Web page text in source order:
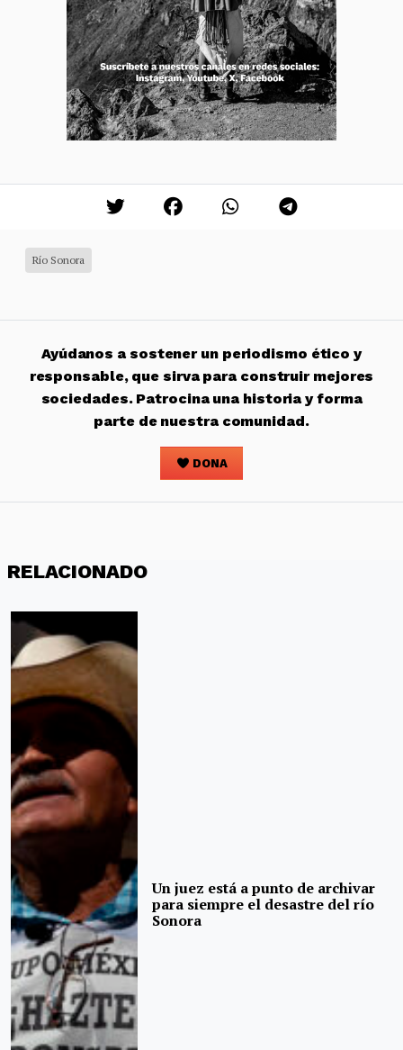
Río Sonora
Ayúdanos a sostener un periodismo ético y
responsable, que sirva para construir mejores
sociedades. Patrocina una historia y forma
parte de nuestra comunidad.
DONA
RELACIONADO
Un juez está a punto de archivar
para siempre el desastre del río
Sonora